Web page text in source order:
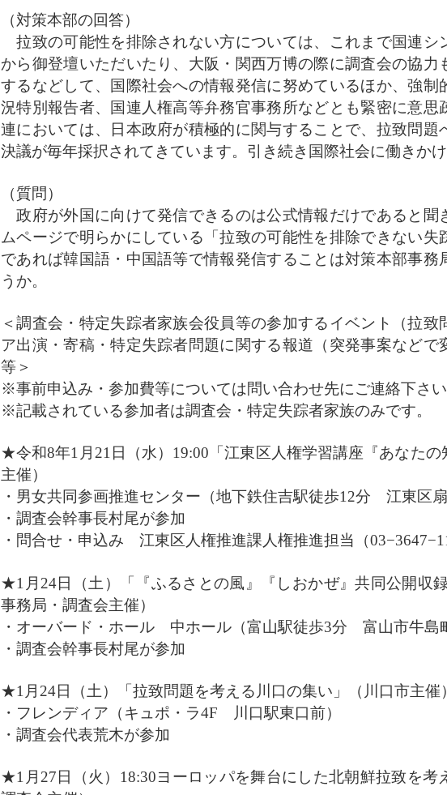
（対策本部の回答）
拉致の可能性を排除されない方については、これまで国連シ
から御登壇いただいたり、大阪・関西万博の際に調査会の協力
するなどして、国際社会への情報発信に努めているほか、強制
況特別報告者、国連人権高等弁務官事務所などとも緊密に意思
連においては、日本政府が積極的に関与することで、拉致問題
決議が毎年採択されてきています。引き続き国際社会に働きかけ
（質問）
政府が外国に向けて発信できるのは公式情報だけであると聞
ムページで明らかにしている「拉致の可能性を排除できない
であれば韓国語・中国語等で情報発信することは対策本部事務
うか。
＜調査会・特定失踪者家族会役員等の参加するイベント（拉致
ア出演・寄稿・特定失踪者問題に関する報道（突発事案などで
等＞
※事前申込み・参加費等については問い合わせ先にご連絡下さい
※記載されている参加者は調査会・特定失踪者家族のみです。
★令和8年1月21日（水）19:00「江東区人権学習講座『あなたの
主催）
・男女共同参画推進センター（地下鉄住吉駅徒歩12分 江東区扇
・調査会幹事長村尾が参加
・問合せ・申込み 江東区人権推進課人権推進担当（
★1月24日（土）「『ふるさとの風』『しおかぜ』共同公開収
事務局・調査会主催）
・オーバード・ホール 中ホール（富山駅徒歩3分 富山市牛島
・調査会幹事長村尾が参加
★1月24日（土）「拉致問題を考える川口の集い」（川口市主催）
・フレンディア（キュポ・ラ4F 川口駅東口前）
・調査会代表荒木が参加
★1月27日（火）18:30ヨーロッパを舞台にした北朝鮮拉致を考